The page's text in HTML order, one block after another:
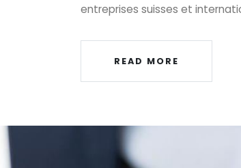
entreprises suisses et
READ MORE